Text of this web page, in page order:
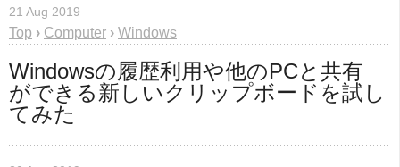
21 Aug 2019
Top › Computer › Windows
Windowsの履歴利用や他のPCと共有
ができる新しいクリップボードを試し
てみた